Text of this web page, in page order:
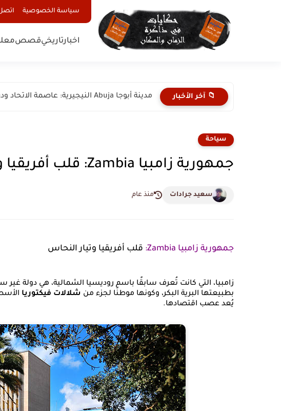
سياسة الخصوصية اتصل
اخبارتاريخيقصص
📁 آخر الأخبار مدينة أبوجا Abuja النيجيرية: عاصمة الاتحاد ودرة التخطيط الحضري في...
سياحة
جمهورية زامبيا Zambia: قلب أفريقيا وتيار النحاس
سعيد جرادات منذ عام
جمهورية زامبيا Zambia
: قلب أفريقيا وتيار النحاس
زامبيا، التي كانت تُعرف سابقًا باسم روديسيا الشمالية، هي دولة
بطبيعتها البرية البكر، وكونها موطنًا لجزء من شلالات فيكتوريا
يُعد عصب اقتصادها.